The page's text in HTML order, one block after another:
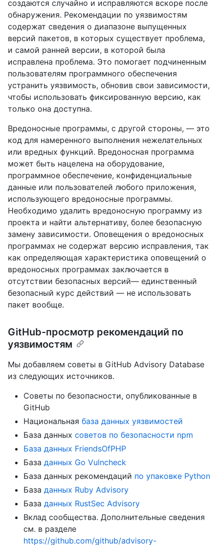
создаются случайно и исправляются вскоре после
обнаружения. Рекомендации по уязвимостям
содержат сведения о диапазоне выпущенных
версий пакетов, в которых существует проблема,
и самой ранней версии, в которой была
исправлена проблема. Это помогает подчиненным
пользователям программного обеспечения
устранить уязвимость, обновив свои зависимости,
чтобы использовать фиксированную версию, как
только она доступна.
Вредоносные программы, с другой стороны, — это
код для намеренного выполнения нежелательных
или вредных функций. Вредоносная программа
может быть нацелена на оборудование,
программное обеспечение, конфиденциальные
данные или пользователей любого приложения,
использующего вредоносные программы.
Необходимо удалить вредоносную программу из
проекта и найти альтернативу, более безопасную
замену зависимости. Оповещения о вредоносных
программах не содержат версию исправления, так
как определяющая характеристика оповещений о
вредоносных программах заключается в
отсутствии безопасных версий— единственный
безопасный курс действий — не использовать
пакет вообще.
GitHub-просмотр рекомендаций по
уязвимостям
Мы добавляем советы в GitHub Advisory Database
из следующих источников.
Советы по безопасности, опубликованные в
GitHub
Национальная база данных уязвимостей
База данных советов по безопасности npm
База данных FriendsOfPHP
База данных Go Vulncheck
База данных рекомендаций по упаковке Python
База данных Ruby Advisory
База данных RustSec Advisory
Вклад сообщества. Дополнительные сведения
см. в разделе
https://github.com/github/advisory-